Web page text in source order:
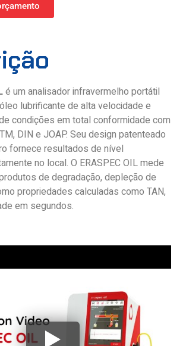
é um analisador infravermelho portátil
lubrificante de alta velocidade e
condições em total conformidade com
DIN e JOAP. Seu design patenteado
fornece resultados de nível
no local. O ERASPEC OIL mede
de degradação, depleção de
propriedades calculadas como TAN,
em segundos.